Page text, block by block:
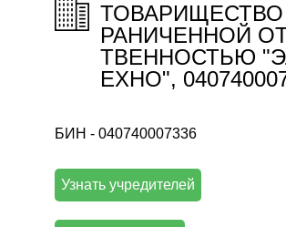
РАНИЧЕННОЙ
ТВЕННОСТЬЮ
ЕХНО",
БИН - 040740007336
Узнать учредителей